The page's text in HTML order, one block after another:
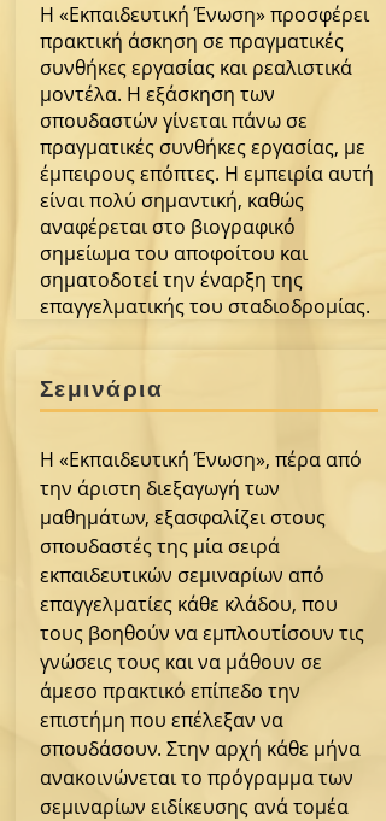
Η «Εκπαιδευτική Ένωση» προσφέρει
πρακτική άσκηση σε πραγματικές
συνθήκες εργασίας και ρεαλιστικά
μοντέλα. Η εξάσκηση των
σπουδαστών γίνεται πάνω σε
πραγματικές συνθήκες εργασίας, με
έμπειρους επόπτες. Η εμπειρία αυτή
είναι πολύ σημαντική, καθώς
αναφέρεται στο βιογραφικό
σημείωμα του αποφοίτου και
σηματοδοτεί την έναρξη της
επαγγελματικής του σταδιοδρομίας.
Σεμινάρια
Η «Εκπαιδευτική Ένωση», πέρα από
την άριστη διεξαγωγή των
μαθημάτων, εξασφαλίζει στους
σπουδαστές της μία σειρά
εκπαιδευτικών σεμιναρίων από
επαγγελματίες κάθε κλάδου, που
τους βοηθούν να εμπλουτίσουν τις
γνώσεις τους και να μάθουν σε
άμεσο πρακτικό επίπεδο την
επιστήμη που επέλεξαν να
σπουδάσουν. Στην αρχή κάθε μήνα
ανακοινώνεται το πρόγραμμα των
σεμιναρίων ειδίκευσης ανά τομέα